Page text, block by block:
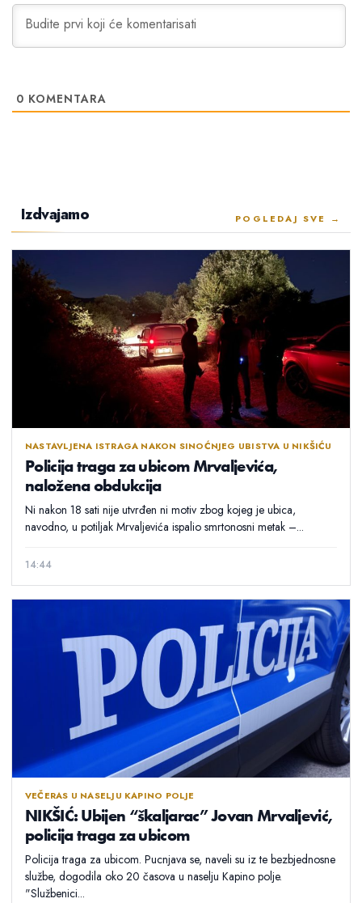
0 KOMENTARA
Izdvajamo POGLEDAJ SVE →
NASTAVLJENA ISTRAGA NAKON SINOĆNJEG UBISTVA U NIKŠIĆU
Policija traga za ubicom Mrvaljevića,
naložena obdukcija
Ni nakon 18 sati nije utvrđen ni motiv zbog kojeg je ubica,
navodno, u potiljak Mrvaljevića ispalio smrtonosni metak –...
14:44
VEČERAS U NASELJU KAPINO POLJE
NIKŠIĆ: Ubijen “škaljarac” Jovan Mrvaljević,
policija traga za ubicom
Policija traga za ubicom. Pucnjava se, naveli su iz te bezbjednosne
službe, dogodila oko 20 časova u naselju Kapino polje.
"Službenici...